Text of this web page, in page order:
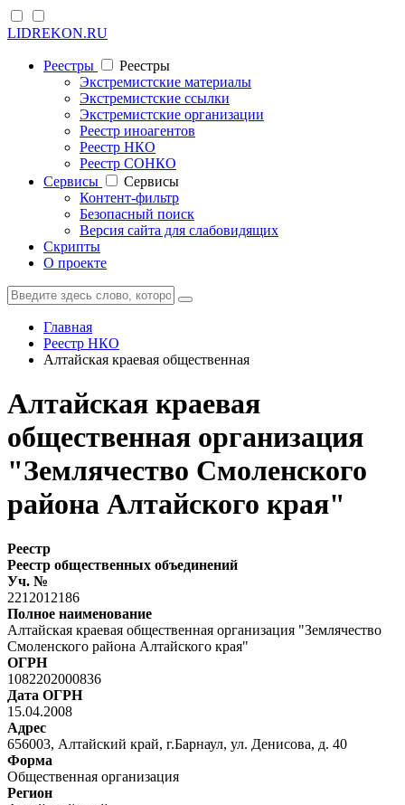
LIDREKON.RU
Реестры
Реестры
Экстремистские материалы
Экстремистские ссылки
Экстремистские организации
Реестр иноагентов
Реестр НКО
Реестр СОНКО
Cервисы
Cервисы
Контент-фильтр
Безопасный поиск
Версия сайта для слабовидящих
Скрипты
О проекте
Главная
Реестр НКО
Алтайская краевая общественная
Алтайская краевая
общественная организация
"Землячество Смоленского
района Алтайского края"
Реестр
Реестр общественных объединений
Уч. №
2212012186
Полное наименование
Алтайская краевая общественная организация "Землячество
Смоленского района Алтайского края"
ОГРН
1082202000836
Дата ОГРН
15.04.2008
Адрес
656003, Алтайский край, г.Барнаул, ул. Денисова, д. 40
Форма
Общественная организация
Регион